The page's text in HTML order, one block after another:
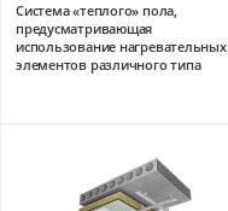
Система «теплого» пола,
предусматривающая
использование нагревательных
элементов различного типа